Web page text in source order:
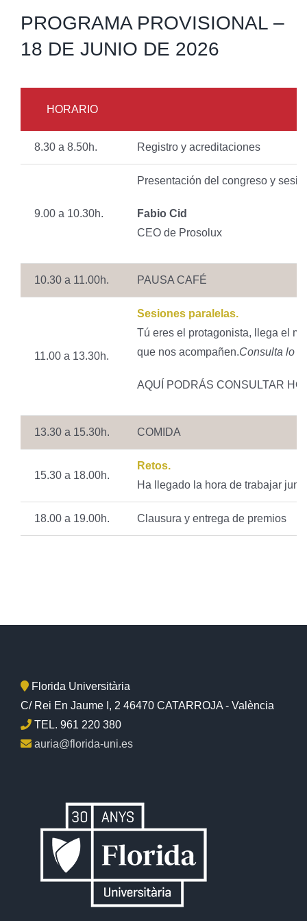
PROGRAMA PROVISIONAL –
18 DE JUNIO DE 2026
HORARIO
8.30 a 8.50h. Registro y acreditaciones
9.00 a 10.30h.
Presentación del congreso y
Fabio Cid
CEO de Prosolux
10.30 a 11.00h. PAUSA CAFÉ
11.00 a 13.30h.
Sesiones paralelas.
Tú eres el protagonista, llega el
que nos acompañen.Consulta lo
AQUÍ PODRÁS CONSULTAR
13.30 a 15.30h. COMIDA
15.30 a 18.00h.
Retos.
Ha llegado la hora de trabajar
18.00 a 19.00h. Clausura y entrega de premios
Florida Universitària
C/ Rei En Jaume I, 2 46470 CATARROJA - València
TEL. 961 220 380
auria@florida-uni.es